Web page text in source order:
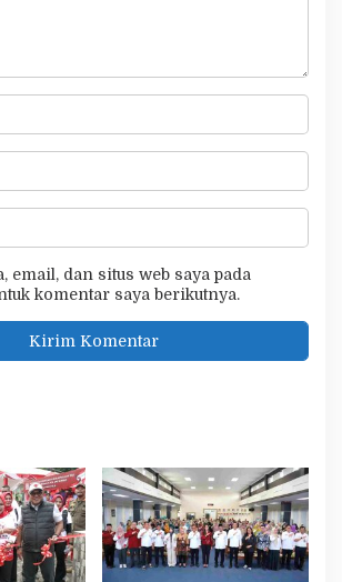
email, dan situs web saya pada
komentar saya berikutnya.